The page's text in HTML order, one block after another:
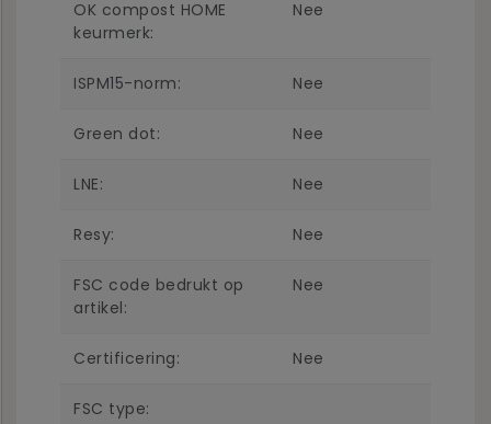
OK compost HOME
keurmerk:
Nee
ISPM15-norm: Nee
Green dot: Nee
LNE: Nee
Resy: Nee
FSC code bedrukt op
artikel:
Nee
Certificering: Nee
FSC type: